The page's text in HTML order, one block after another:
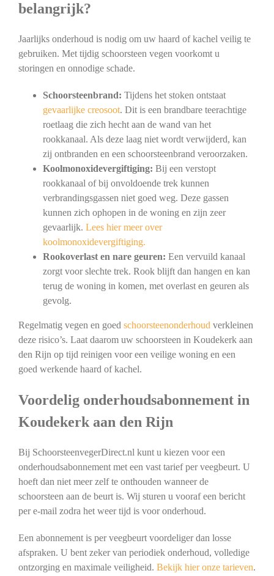
belangrijk?
Jaarlijks onderhoud is nodig om uw haard of kachel veilig te
gebruiken. Met tijdig schoorsteen vegen voorkomt u
storingen en onnodige schade.
Schoorsteenbrand: Tijdens het stoken ontstaat
gevaarlijke creosoot. Dit is een brandbare teerachtige
roetlaag die zich hecht aan de wand van het
rookkanaal. Als deze laag niet wordt verwijderd, kan
zij ontbranden en een schoorsteenbrand veroorzaken.
Koolmonoxidevergiftiging: Bij een verstopt
rookkanaal of bij onvoldoende trek kunnen
verbrandingsgassen niet goed weg. Deze gassen
kunnen zich ophopen in de woning en zijn zeer
gevaarlijk. Lees hier meer over
koolmonoxidevergiftiging.
Rookoverlast en nare geuren: Een vervuild kanaal
zorgt voor slechte trek. Rook blijft dan hangen en kan
terug de woning in komen, met overlast en geuren als
gevolg.
Regelmatig vegen en goed schoorsteenonderhoud verkleinen
deze risico’s. Laat daarom uw schoorsteen in Koudekerk aan
den Rijn op tijd reinigen voor een veilige woning en een
goed werkende haard of kachel.
Voordelig onderhoudsabonnement in
Koudekerk aan den Rijn
Bij SchoorsteenvegerDirect.nl kunt u kiezen voor een
onderhoudsabonnement met een vast tarief per veegbeurt. U
hoeft dan niet meer zelf te onthouden wanneer de
schoorsteen aan de beurt is. Wij sturen u vooraf een bericht
per e-mail zodra het weer tijd is voor onderhoud.
Een abonnement is per veegbeurt voordeliger dan losse
afspraken. U bent zeker van periodiek onderhoud, volledige
ontzorging en maximale veiligheid. Bekijk hier onze tarieven.